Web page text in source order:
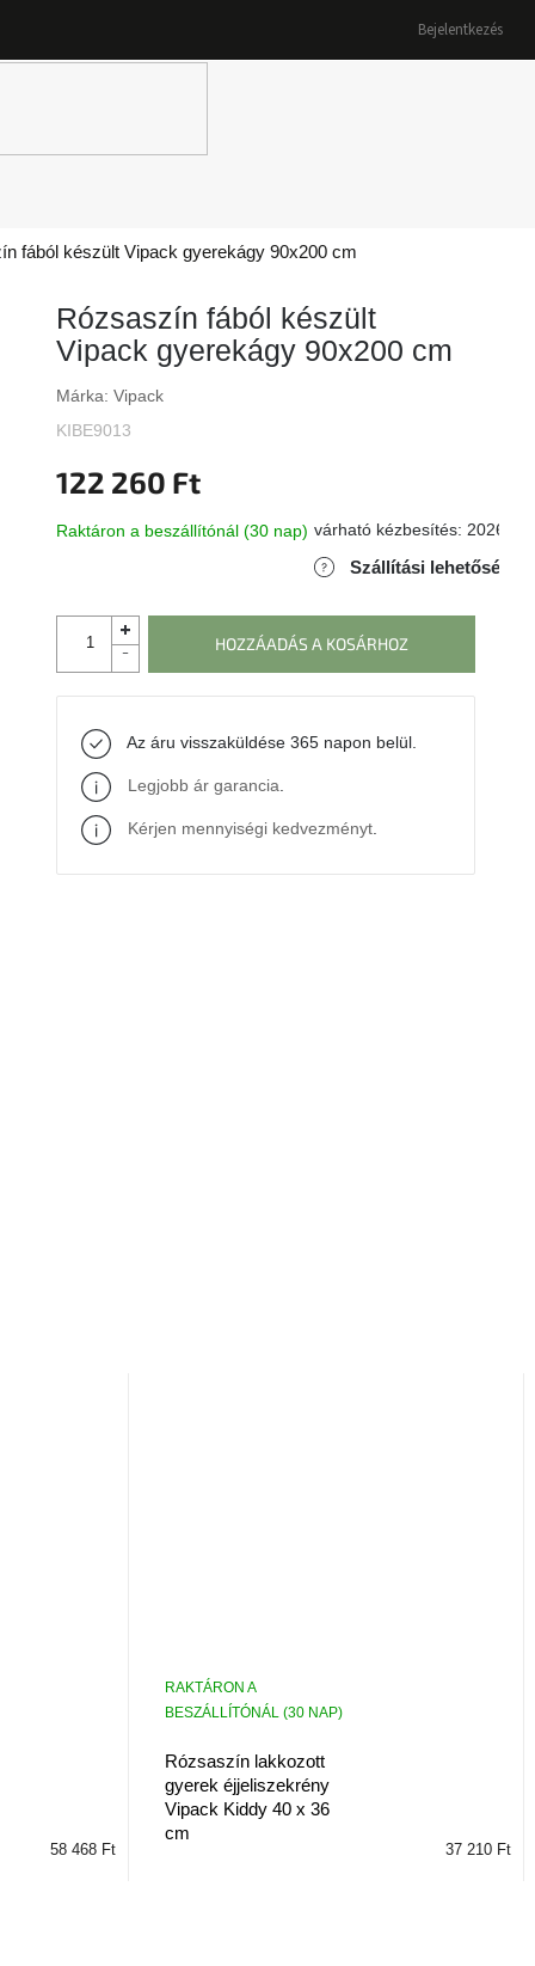
Bejelentkezés
fából készült Vipack gyerekágy 90x200 cm
Rózsaszín fából készült
Vipack gyerekágy 90x200 cm
Márka: Vipack
KIBE9013
122 260 Ft
Raktáron a beszállítónál (30 nap) várható kézbesítés:
Szállítási lehetőségek
HOZZÁADÁS A KOSÁRHOZ
Az áru visszaküldése 365 napon belül.
Legjobb ár garancia
Kérjen mennyiségi kedvezményt.
58 468 Ft
Rózsaszín lakkozott
gyerek éjjeliszekrény
Vipack Kiddy 40 x 36
cm
RAKTÁRON A
BESZÁLLÍTÓNÁL (30 NAP)
37 210 Ft